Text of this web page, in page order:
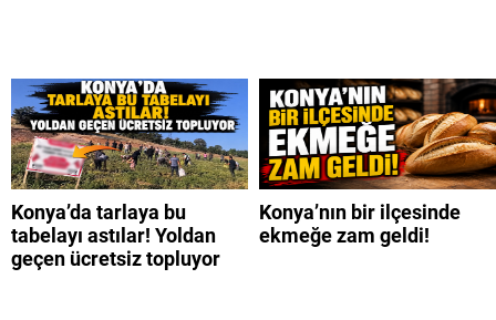
Konya’da tarlaya bu
tabelayı astılar! Yoldan
geçen ücretsiz topluyor
Konya’nın bir ilçesinde
ekmeğe zam geldi!